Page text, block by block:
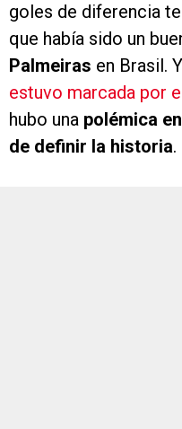
goles de diferencia
que había sido un
Palmeiras en Brasil.
estuvo marcada por
hubo una polémica
de definir la historia.